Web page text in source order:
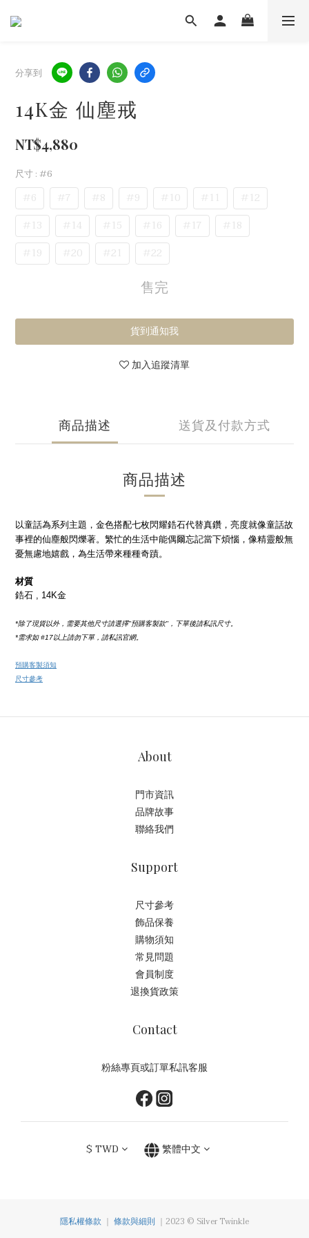
分享到
14K金 仙塵戒
NT$4,880
尺寸: #6
#6 #7 #8 #9 #10 #11
#12
#13
#14 #15 #16 #17
#18
#19
#20 #21 #22
售完
貨到通知我
加入追蹤清單
商品描述 送貨及付款方式
商品描述
以童話為系列主題，金色搭配七枚閃耀鋯石代替真鑽，亮度就像童話故
事裡的仙塵般閃爍著。繁忙的生活中能偶爾忘記當下煩惱，像精靈般無
憂無慮地嬉戲，為生活帶來種種奇蹟。
材質
鋯石 , 14K金
*除了現貨以外，需要其他尺寸請選擇''預購客製款''，下單後請私訊尺寸。
*需求如 #17以上請勿下單，請私訊官網。
預購客製須知
尺寸參考
About
門市資訊
品牌故事
聯絡我們
Support
尺寸參考
飾品保養
購物須知
常見問題
會員制度
退換貨政策
Contact
粉絲專頁或訂單私訊客服
$ TWD 繁體中文
隱私權條款 ｜ 條款與細則 ｜2023 © Silver Twinkle